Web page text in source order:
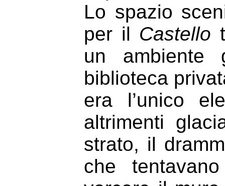
Lo spazio
per il Castello
un ambiente
biblioteca
era l’unico
altrimenti
strato, il
che